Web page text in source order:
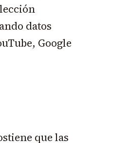
datos
Google
que las